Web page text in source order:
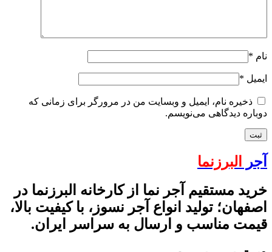
نام *
ایمیل *
ذخیره نام، ایمیل و وبسایت من در مرورگر برای زمانی که
دوباره دیدگاهی می‌نویسم.
آجر
البرزنما
خرید مستقیم آجر نما از کارخانه البرزنما در
اصفهان؛ تولید انواع آجر نسوز، با کیفیت بالا،
قیمت مناسب و ارسال به سراسر ایران.